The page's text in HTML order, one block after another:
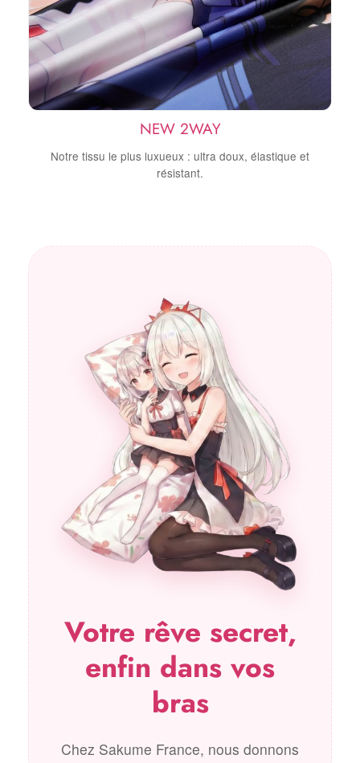
NEW 2WAY
Notre tissu le plus luxueux : ultra doux, élastique et
résistant.
Votre rêve secret,
enfin dans vos
bras
Chez Sakume France, nous donnons